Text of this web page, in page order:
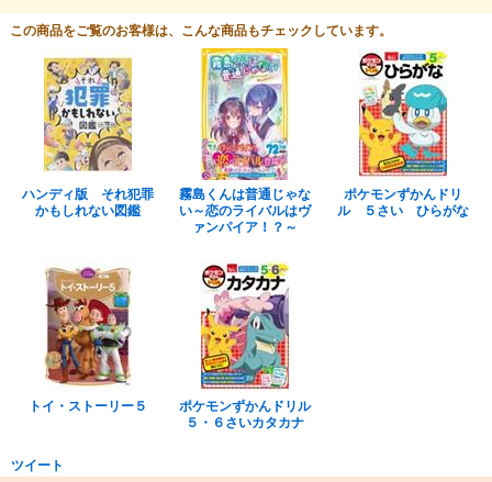
この商品をご覧のお客様は、こんな商品もチェックしています。
ハンディ版 それ犯罪
かもしれない図鑑
霧島くんは普通じゃな
い～恋のライバルはヴ
ァンパイア！？～
ポケモンずかんドリ
ル ５さい ひらがな
トイ・ストーリー５
ポケモンずかんドリル
５・６さいカタカナ
ツイート